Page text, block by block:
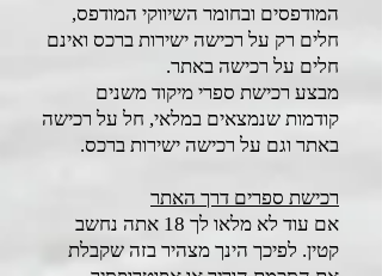
המודפסים ובחומר השיווקי המודפס,
חלים רק על רכישה ישירות ברכס ואינם
חלים על רכישה באתר.
מבצע רכישת ספרי מיקוד משנים
קודמות שנמצאים במלאי, חל על רכישה
באתר וגם על רכישה ישירות ברכס.
רכישת ספרים דרך האתר
אם עוד לא מלאו לך 18 אתה נחשב
קטין. לפיכך הינך מצהיר בזה שקבלת